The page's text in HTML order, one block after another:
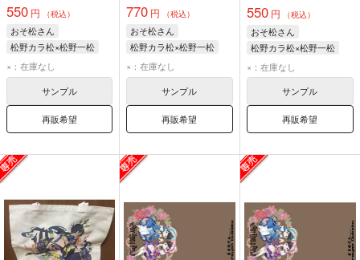
550 円 （税込）
おそ松さん
松野カラ松×松野一松
松野カラ松
×：在庫なし
サンプル
再販希望
770 円 （税込）
おそ松さん
松野カラ松×松野一松
松野カラ松
×：在庫なし
サンプル
再販希望
550円 （税込）
おそ松さん
松野カラ松×松野一松
松野カラ松
×：在庫なし
サンプル
再販希望